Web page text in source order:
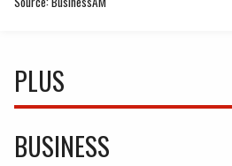
PLUS
BUSINESS